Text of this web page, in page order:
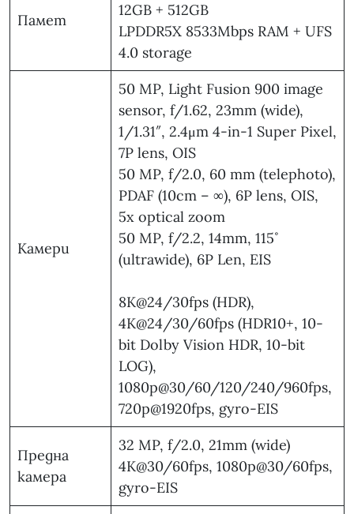
Памет
12GB + 512GB
LPDDR5X 8533Mbps RAM + UFS
4.0 storage
Камери
50 MP, Light Fusion 900 image
sensor, f/1.62, 23mm (wide),
1/1.31″, 2.4μm 4-in-1 Super Pixel,
7P lens, OIS
50 MP, f/2.0, 60 mm (telephoto),
PDAF (10cm – ∞), 6P lens, OIS,
5x optical zoom
50 MP, f/2.2, 14mm, 115˚
(ultrawide), 6P Len, EIS
8K@24/30fps (HDR),
4K@24/30/60fps (HDR10+, 10-
bit Dolby Vision HDR, 10-bit
LOG),
1080p@30/60/120/240/960fps,
720p@1920fps, gyro-EIS
Предна
камера
32 MP, f/2.0, 21mm (wide)
4K@30/60fps, 1080p@30/60fps,
gyro-EIS